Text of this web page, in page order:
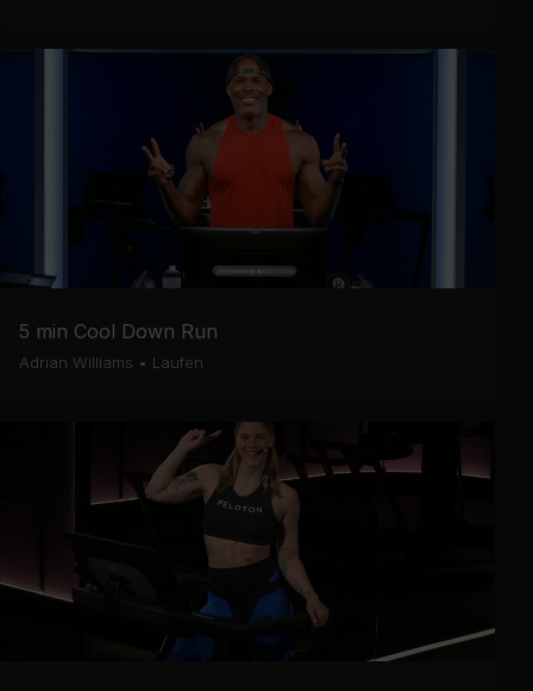
5 min Cool Down Run
Adrian Williams • Laufen